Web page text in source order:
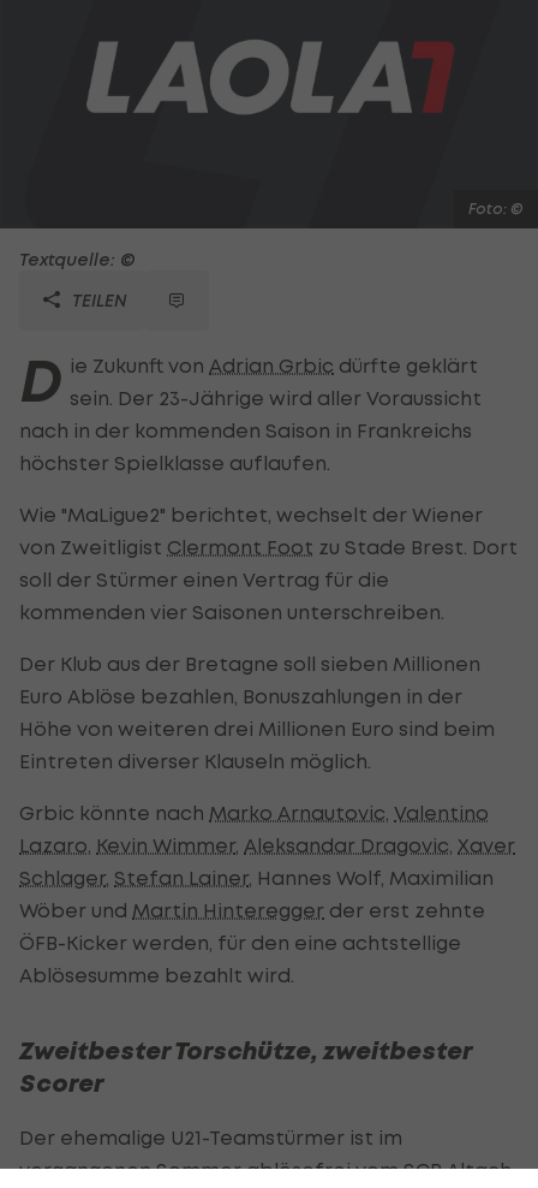
Foto: ©
Textquelle: ©
TEILEN
D ie Zukunft von Adrian Grbic dürfte geklärt
sein. Der 23-Jährige wird aller Voraussicht
nach in der kommenden Saison in Frankreichs
höchster Spielklasse auflaufen.
Wie "MaLigue2" berichtet, wechselt der Wiener
von Zweitligist Clermont Foot zu Stade Brest. Dort
soll der Stürmer einen Vertrag für die
kommenden vier Saisonen unterschreiben.
Der Klub aus der Bretagne soll sieben Millionen
Euro Ablöse bezahlen, Bonuszahlungen in der
Höhe von weiteren drei Millionen Euro sind beim
Eintreten diverser Klauseln möglich.
Grbic könnte nach Marko Arnautovic Valentino
Lazaro Kevin Wimmer, Aleksandar Dragovic Xaver
Schlager, Stefan Lainer, Hannes Wolf, Maximilian
Wöber und Martin Hinteregger der erst zehnte
ÖFB-Kicker werden, für den eine achtstellige
Ablösesumme bezahlt wird.
Zweitbester Torschütze, zweitbester
Scorer
Der ehemalige U21-Teamstürmer ist im
vergangenen Sommer ablösefrei vomSCR Altach